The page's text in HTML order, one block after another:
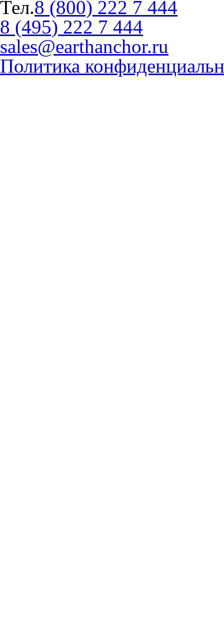
Тел.8 (800) 222 7 444
8 (495) 222 7 444
sales@earthanchor.ru
Политика